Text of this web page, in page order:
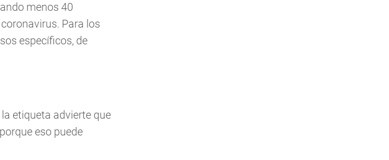
menos 40
Para los
específicos, de
etiqueta advierte que
eso puede